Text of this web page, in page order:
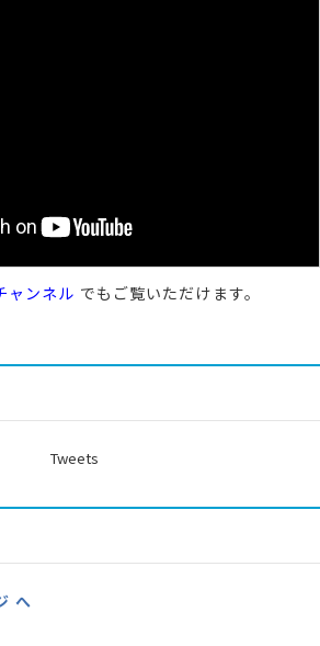
ャンネル でもご覧いただけます。
Tweets
へ